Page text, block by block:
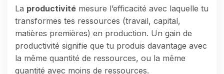
La productivité mesure l’efficacité avec laquelle tu
transformes tes ressources (travail, capital,
matières premières) en production. Un gain de
productivité signifie que tu produis davantage avec
la même quantité de ressources, ou la même
quantité avec moins de ressources.